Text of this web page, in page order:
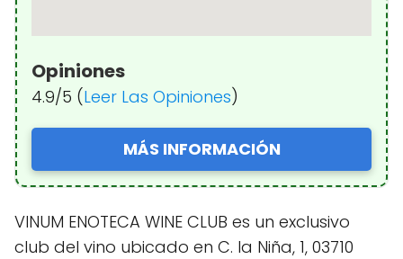
Opiniones
4.9/5 (Leer Las Opiniones)
MÁS INFORMACIÓN
VINUM ENOTECA WINE CLUB es un exclusivo
club del vino ubicado en C. la Niña, 1, 03710